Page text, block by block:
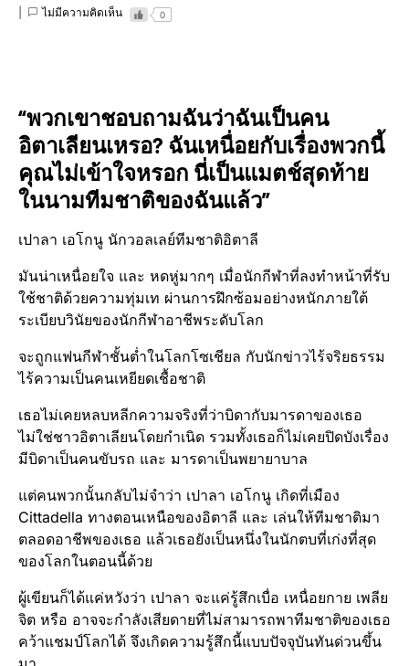
ไม่มีความคิดเห็น 0
“พวกเขาชอบถามฉันว่าฉันเป็นคน
อิตาเลียน​เหรอ? ฉันเหนื่อยกับเรื่องพวกนี้
คุณไม่เข้าใจหรอก นี่เป็นแมตช์​สุดท้าย
ในนามทีมชาติของฉันแล้ว”
เปาลา เอโกนู นักวอลเลย์​ทีมชาติอิตา​ลี​
มันน่าเหนื่อยใจ​ และ หดหู่มากๆ เมื่อนักกีฬาที่ลงทำหน้าที่รับ
ใช้ชาติด้วยความทุ่มเท ผ่านการฝึกซ้อมอย่างหนักภายใต้
ระเบียบ​วินัยของนักกีฬา​อาชีพระดับโลก
จะถูกแฟนกีฬา​ชั้นต่ำในโลกโซเชียล กับนักข่าวไร้จริยธรรม​
ไร้ความเป็นคนเหยียดเชื้อชาติ
เธอไม่เคยหลบหลีกความจริงที่ว่าบิดากับมารดาของเธอ
ไม่ใช่ชาวอิตาเลียน​โดยกำเนิด รวมทั้งเธอก็ไม่เคยปิดบังเรื่อง
มีบิดาเป็นคนขับรถ และ มารดาเป็นพยายาบาล
แต่คนพวกนั้นกลับไม่จำว่า เปาลา เอโกนู เกิดที่เมือง
Cittadella​ ทางตอนเหนือ​ของอิตาลี และ เล่นให้ทีมชาติมา
ตลอดอาชีพของเธอ แล้วเธอยังเป็นหนึ่งในนักตบที่เก่งที่สุด
ของโลกในตอนนี้ด้วย
ผู้เขียนก็ได้แค่หวังว่า เปาลา จะแค่รู้สึกเบื่อ เหนื่อยกาย เพลีย
จิต หรือ อาจจะกำลังเสียดายที่ไม่สามารถพาทีมชาติของเธอ
คว้าแชมป์​โลกได้ จึงเกิดความรู้สึกนี้แบบปัจจุบัน​ทันด่วนขึ้น